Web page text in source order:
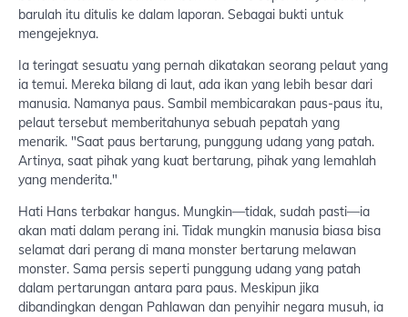
barulah itu ditulis ke dalam laporan. Sebagai bukti untuk
mengejeknya.
Ia teringat sesuatu yang pernah dikatakan seorang pelaut yang
ia temui. Mereka bilang di laut, ada ikan yang lebih besar dari
manusia. Namanya paus. Sambil membicarakan paus-paus itu,
pelaut tersebut memberitahunya sebuah pepatah yang
menarik. "Saat paus bertarung, punggung udang yang patah.
Artinya, saat pihak yang kuat bertarung, pihak yang lemahlah
yang menderita."
Hati Hans terbakar hangus. Mungkin—tidak, sudah pasti—ia
akan mati dalam perang ini. Tidak mungkin manusia biasa bisa
selamat dari perang di mana monster bertarung melawan
monster. Sama persis seperti punggung udang yang patah
dalam pertarungan antara para paus. Meskipun jika
dibandingkan dengan Pahlawan dan penyihir negara musuh, ia